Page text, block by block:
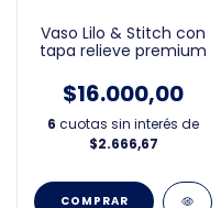
Vaso Lilo & Stitch con
tapa relieve premium
$16.000,00
6 cuotas sin interés de
$2.666,67